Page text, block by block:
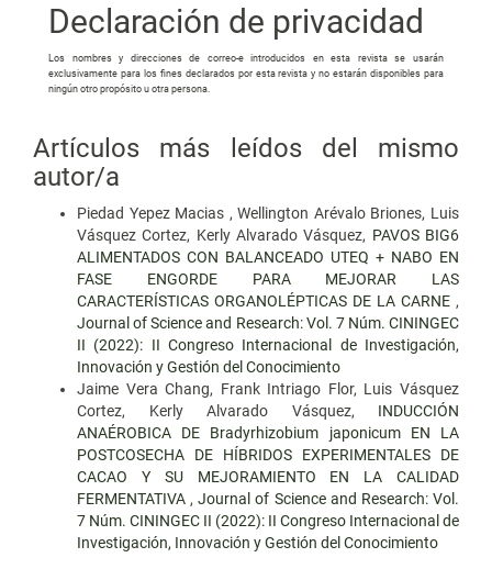
Declaración de privacidad
Los nombres y direcciones de correo-e introducidos en esta revista se usarán
exclusivamente para los fines declarados por esta revista y no estarán disponibles para
ningún otro propósito u otra persona.
Artículos más leídos del mismo
autor/a
Piedad Yepez Macias , Wellington Arévalo Briones, Luis
Vásquez Cortez, Kerly Alvarado Vásquez, PAVOS BIG6
ALIMENTADOS CON BALANCEADO UTEQ + NABO EN
FASE ENGORDE PARA MEJORAR LAS
CARACTERÍSTICAS ORGANOLÉPTICAS DE LA CARNE ,
Journal of Science and Research: Vol. 7 Núm. CININGEC
II (2022): II Congreso Internacional de Investigación,
Innovación y Gestión del Conocimiento
Jaime Vera Chang, Frank Intriago Flor, Luis Vásquez
Cortez, Kerly Alvarado Vásquez, INDUCCIÓN
ANAÉROBICA DE Bradyrhizobium japonicum EN LA
POSTCOSECHA DE HÍBRIDOS EXPERIMENTALES DE
CACAO Y SU MEJORAMIENTO EN LA CALIDAD
FERMENTATIVA ,Journal of Science and Research: Vol.
7 Núm. CININGEC II (2022): II Congreso Internacional de
Investigación, Innovación y Gestión del Conocimiento